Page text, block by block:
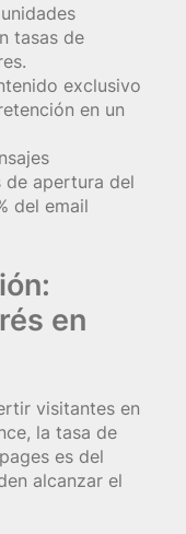
tasas de
exclusivo
en un
de apertura del
del email
en
visitantes en
la tasa de
es del
alcanzar el